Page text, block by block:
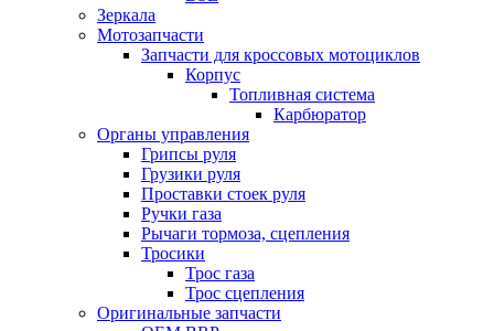
Зеркала
Мотозапчасти
Запчасти для кроссовых мотоциклов
Корпус
Топливная система
Карбюратор
Органы управления
Грипсы руля
Грузики руля
Проставки стоек руля
Ручки газа
Рычаги тормоза, сцепления
Тросики
Трос газа
Трос сцепления
Оригинальные запчасти